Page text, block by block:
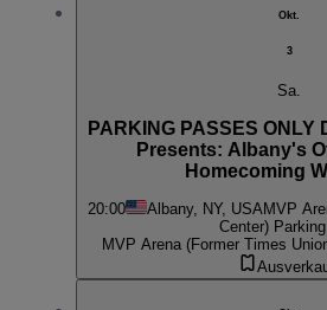
Okt.
3
Sa.
PARKING PASSES ONLY
Presents: Albany's
Homecoming
20:00 Albany, NY, USAMVP
Center)
MVP Arena (Former Times